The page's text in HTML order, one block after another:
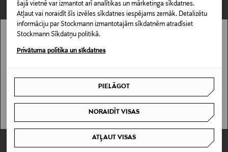
šajā vietnē var izmantot arī analītikas un mārketinga sīkdatnes.
Atļaut vai noraidīt šīs izvēles sīkdatnes iespējams zemāk. Detalizētu
informāciju par Stockmann izmantotajām sīkdatnēm atradīsiet
Stockmann Sīkdatņu politikā.
Privātuma politika un sīkdatnes
PIELĀGOT
NORAIDĪT VISAS
ATĻAUT VISAS
Thalia kleita
Discounted Price
41,40 € Original Price
69,90 €
Kelly kleita
Discounted Price
41,40 € Original Price
69,90 €
KUPONA PRIEKŠROCĪBA
Stockmann nav pieejams tavā valstī.